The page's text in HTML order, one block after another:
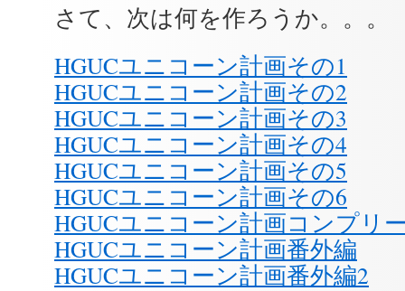
さて、次は何を作ろうか。。。
HGUCユニコーン計画その1
HGUCユニコーン計画その2
HGUCユニコーン計画その3
HGUCユニコーン計画その4
HGUCユニコーン計画その5
HGUCユニコーン計画その6
HGUCユニコーン計画コンプリ
HGUCユニコーン計画番外編
HGUCユニコーン計画番外編2